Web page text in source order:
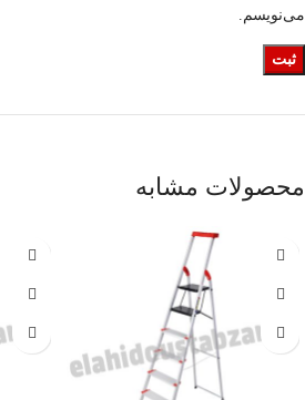
می‌نویسم.
محصولات مشابه